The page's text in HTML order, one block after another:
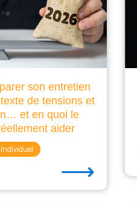
son entretien
de tensions et
et en quoi le
aider
⟶